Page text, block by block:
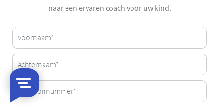
naar een ervaren coach voor uw kind.